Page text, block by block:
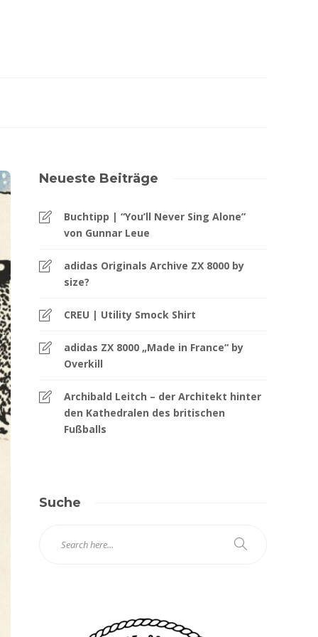
Neueste Beiträge
Buchtipp | “You’ll Never Sing Alone”
von Gunnar Leue
adidas Originals Archive ZX 8000 by
size?
CREU | Utility Smock Shirt
adidas ZX 8000 „Made in France“ by
Overkill
Archibald Leitch – der Architekt hinter
den Kathedralen des britischen
Fußballs
Suche